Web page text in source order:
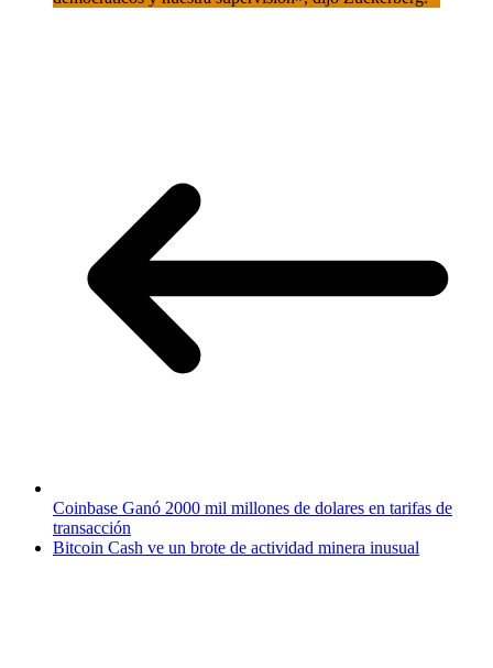
Coinbase Ganó 2000 mil millones de dolares en tarifas de
transacción
Bitcoin Cash ve un brote de actividad minera inusual